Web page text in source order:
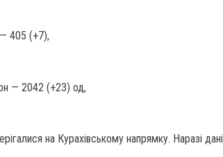
405 (+7),
— 2042 (+23) од,
на Курахівському напрямку. Наразі дані